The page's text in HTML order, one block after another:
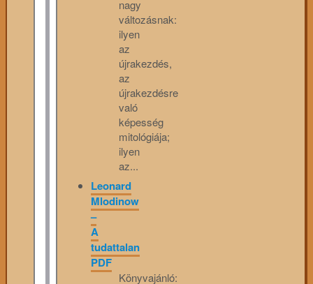
nagy
változásnak:
ilyen
az
újrakezdés,
az
újrakezdésre
való
képesség
mitológiája;
ilyen
az...
Leonard
Mlodinow
–
A
tudattalan
PDF
Könyvajánló: